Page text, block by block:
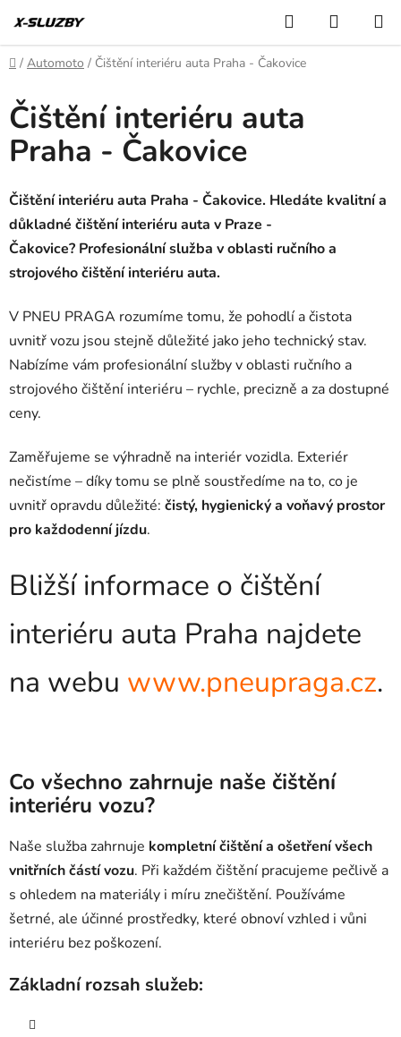
na
obsah
Hledat
KOŠÍK
Domů
/ Automoto / Čištění interiéru auta Praha - Čakovice
Čištění interiéru auta
Praha - Čakovice
Čištění interiéru auta Praha - Čakovice. Hledáte kvalitní a
důkladné čištění interiéru auta v Praze -
Čakovice? Profesionální služba v oblasti ručního a
strojového čištění interiéru auta.
V PNEU PRAGA rozumíme tomu, že pohodlí a čistota
uvnitř vozu jsou stejně důležité jako jeho technický stav.
Nabízíme vám profesionální služby v oblasti ručního a
strojového čištění interiéru – rychle, precizně a za dostupné
ceny.
Zaměřujeme se výhradně na interiér vozidla. Exteriér
nečistíme – díky tomu se plně soustředíme na to, co je
uvnitř opravdu důležité: čistý, hygienický a voňavý prostor
pro každodenní jízdu.
Bližší informace o čištění
interiéru auta Praha najdete
na webu www.pneupraga.cz.
Co všechno zahrnuje naše čištění
interiéru vozu?
Naše služba zahrnuje kompletní čištění a ošetření všech
vnitřních částí vozu. Při každém čištění pracujeme pečlivě a
s ohledem na materiály i míru znečištění. Používáme
šetrné, ale účinné prostředky, které obnoví vzhled i vůni
interiéru bez poškození.
Základní rozsah služeb: